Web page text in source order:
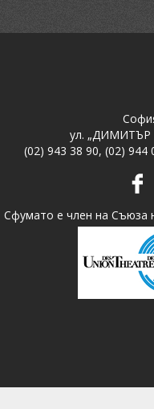
ул. „ДИМИТЪР
(02) 943 38 90, (02) 944
Сфумато е член на Съюза